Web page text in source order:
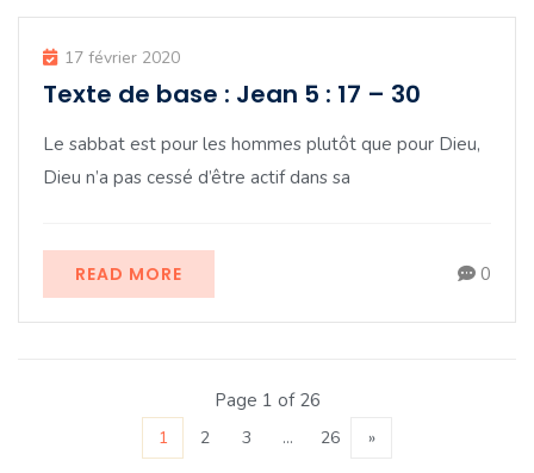
17 février 2020
Texte de base : Jean 5 : 17 – 30
Le sabbat est pour les hommes plutôt que pour Dieu,
Dieu n’a pas cessé d’être actif dans sa
READ MORE 0
Page 1 of 26
1 2 3 … 26 »